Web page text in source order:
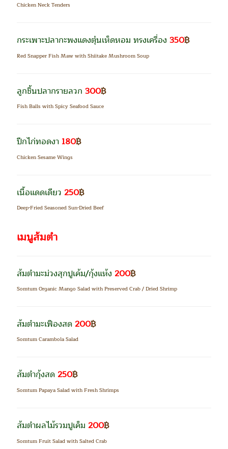
Chicken Neck Tenders
กระเพาะปลากะพงแดงตุ๋นเห็ดหอม ทรงเครื่อง 350฿
Red Snapper Fish Maw with ShiitakeMushroom Soup
ลูกชิ้นปลากรายลวก 300฿
Fish Balls with Spicy Seafood Sauce
ปีกไก่ทอดงา 180฿
Chicken Sesame Wings
เนื้อแดดเดียว 250฿
Deep-Fried Seasoned Sun-Dried Beef
เมนูส้มตำ
ส้มตำมะม่วงสุกปูเค้ม/กุ้งแห้ง 200฿
Somtum Organic Mango Salad with Preserved Crab / Dried Shrimp
ส้มตำมะเฟืองสด 200฿
Somtum Carambola Salad
ส้มตำกุ้งสด 250฿
Somtum Papaya Salad with Fresh Shrimps
ส้มตำผลไม้รวมปูเค็ม 200฿
Somtum Fruit Salad with Salted Crab